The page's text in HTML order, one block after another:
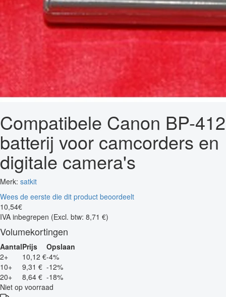
Compatibele Canon BP-412
batterij voor camcorders en
digitale camera's
Merk: satkit
Wees de eerste die dit product beoordeelt
10,54€
IVA inbegrepen (Excl. btw: 8,71 €)
Volumekortingen
AantalPrijs
Opslaan
2+
10,12 €-4%
10+
9,31 € -12%
20+
8,64 € -18%
Niet op voorraad